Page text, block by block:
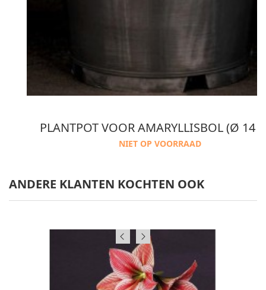
PLANTPOT VOOR AMARYLLISBOL (Ø 14
NIET OP VOORRAAD
ANDERE KLANTEN KOCHTEN OOK